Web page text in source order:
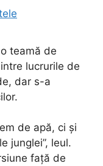
teamă de
lucrurile de
dar s-a
de apă, ci și
junglei”, leul.
față de